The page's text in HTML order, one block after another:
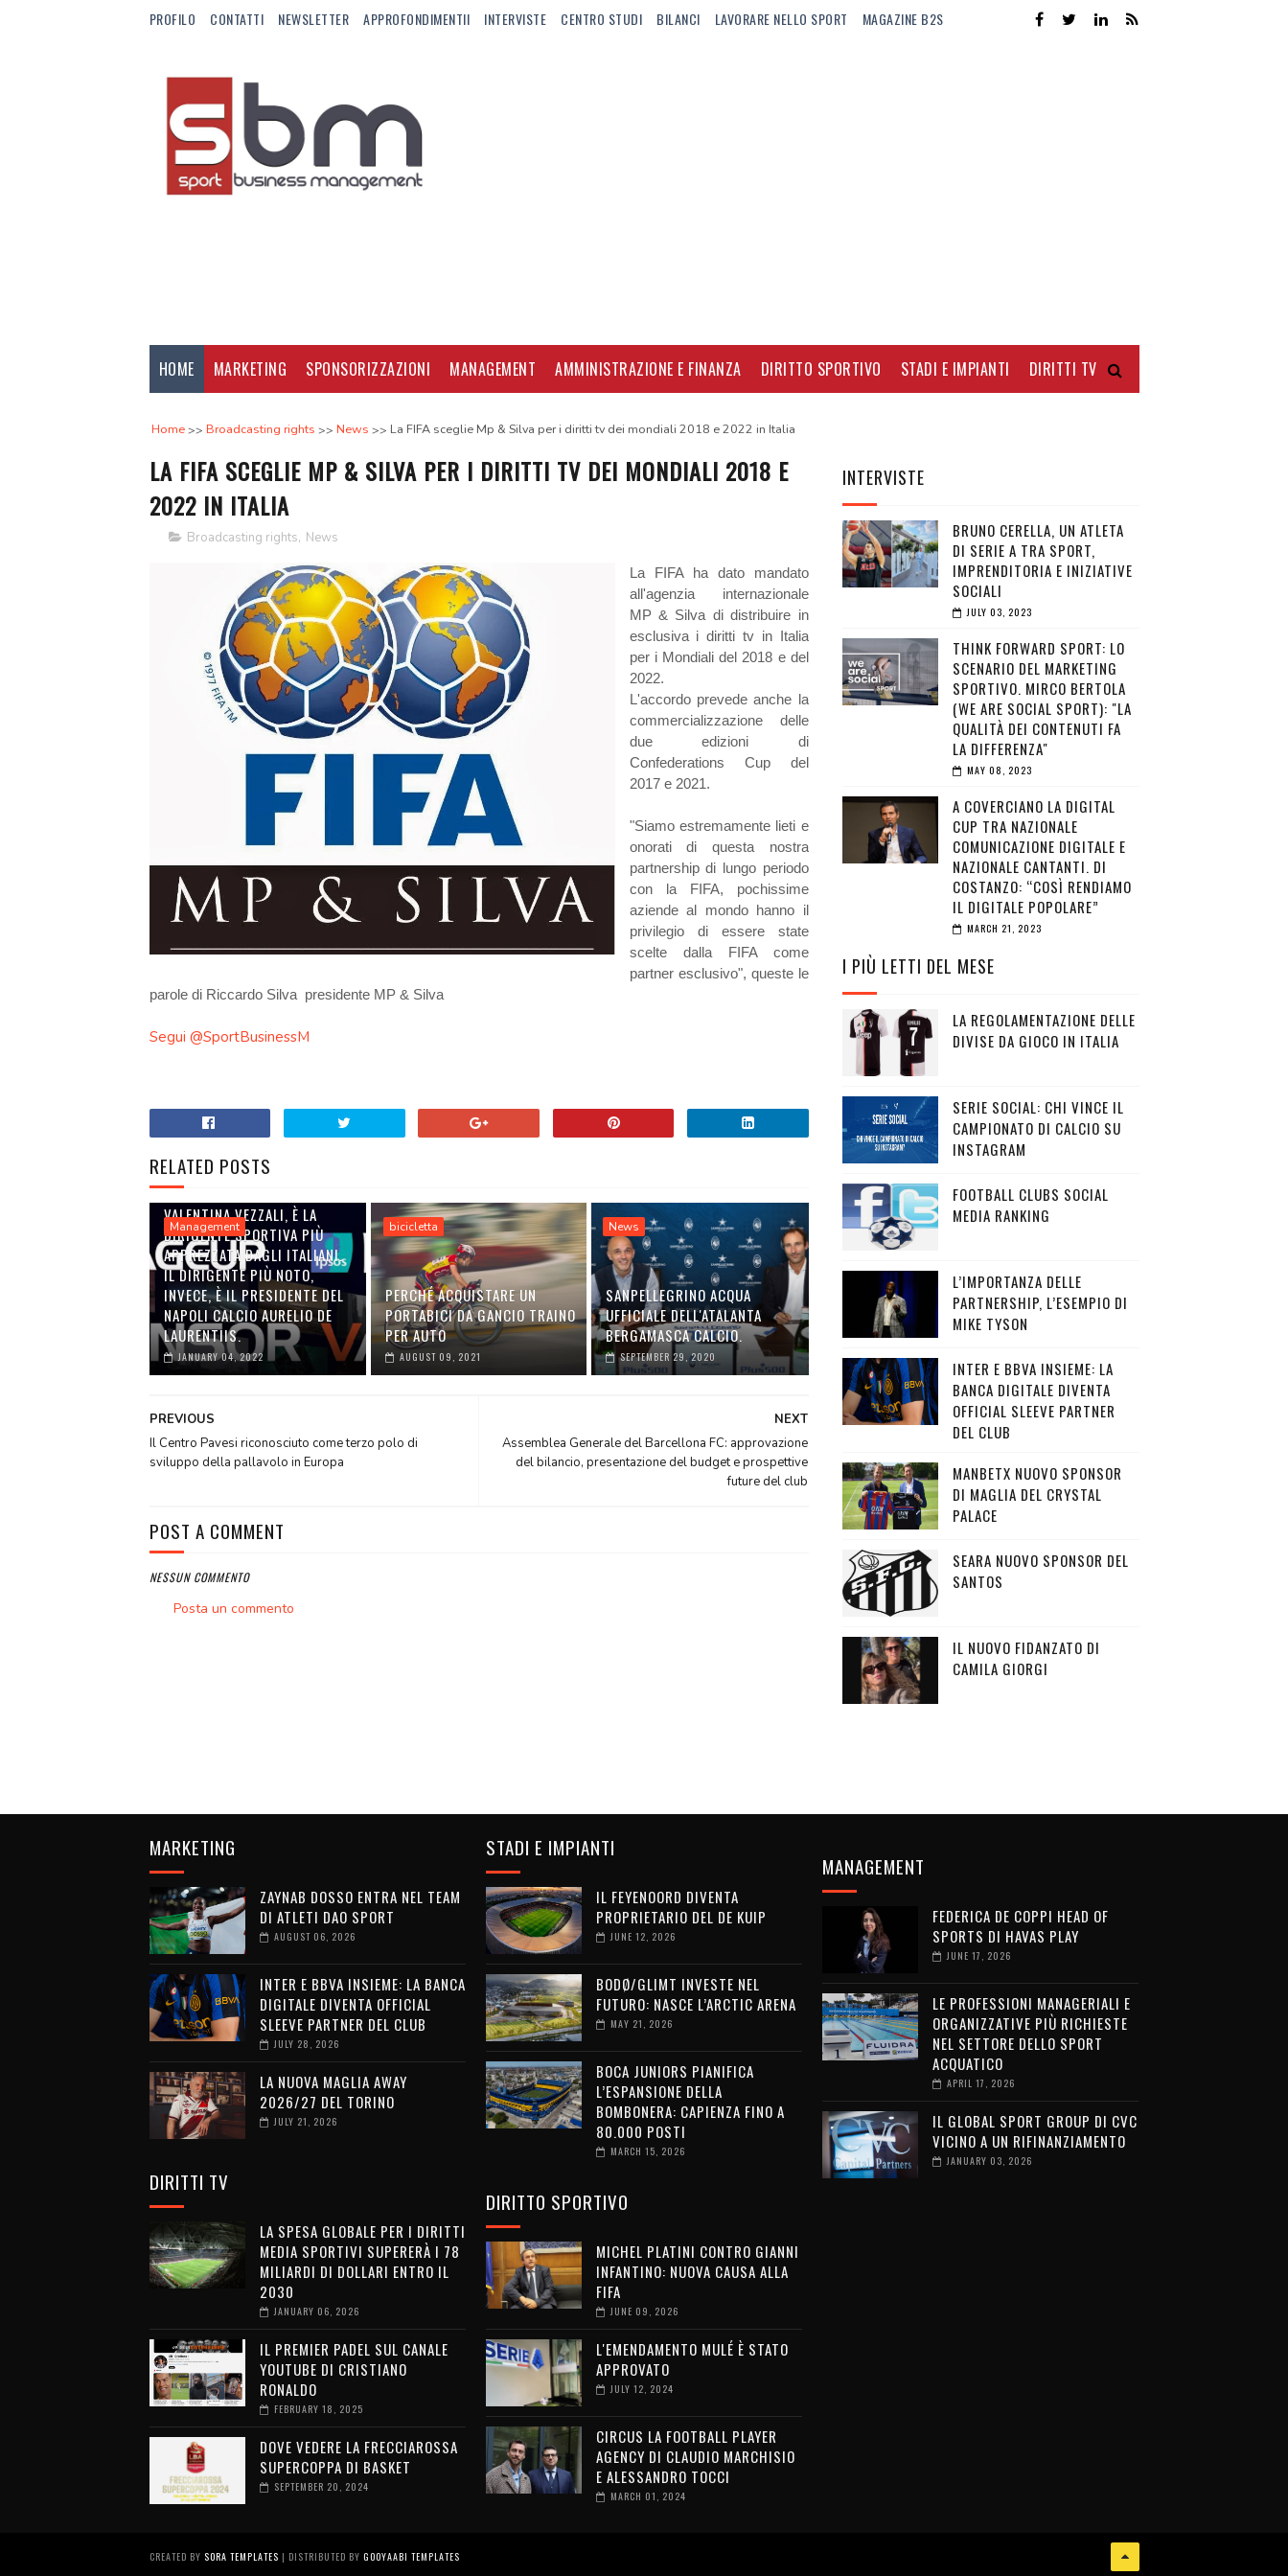
PROFILO CONTATTI NEWSLETTER APPROFONDIMENTII INTERVISTE CENTRO STUDI BILANCI LAVORARE NELLO SPORT MAGAZINE B2S
HOME MARKETING SPONSORIZZAZIONI MANAGEMENT AMMINISTRAZIONE E FINANZA DIRITTO SPORTIVO STADI E IMPIANTI DIRITTI TV
Home Broadcasting rights News La FIFA sceglie Mp & Silva per i diritti tv dei mondiali 2018 e 2022 in Italia
LA FIFA SCEGLIE MP & SILVA PER I DIRITTI TV DEI MONDIALI 2018 E
2022 IN ITALIA
Broadcasting rights, News
La FIFA ha dato mandato
all'agenzia internazionale
MP & Silva di distribuire in
esclusiva i diritti tv in Italia
per i Mondiali del 2018 e del
2022.
L'accordo prevede anche la
commercializzazione delle
due edizioni di
Confederations Cup del
2017 e 2021.
"Siamo estremamente lieti e
onorati di questa nostra
partnership di lungo periodo
con la FIFA, pochissime
aziende al mondo hanno il
privilegio di essere state
scelte dalla FIFA come
partner esclusivo", queste le
parole di Riccardo Silva presidente MP & Silva
Segui @SportBusinessM
RELATED POSTS
Management
VALENTINA VEZZALI, È LA
DIRIGENTE SPORTIVA PIÙ
APPREZZATA DAGLI ITALIANI.
IL DIRIGENTE PIÙ NOTO,
INVECE, È IL PRESIDENTE DEL
NAPOLI CALCIO AURELIO DE
LAURENTIIS.
JANUARY 04, 2022
bicicletta
PERCHÉ ACQUISTARE UN
PORTABICI DA GANCIO TRAINO
PER AUTO
AUGUST 09, 2021
News
SANPELLEGRINO ACQUA
UFFICIALE DELL'ATALANTA
BERGAMASCA CALCIO.
SEPTEMBER 29, 2020
NEXT
Assemblea Generale del Barcellona FC: approvazione
del bilancio, presentazione del budget e prospettive
future del club
PREVIOUS
Il Centro Pavesi riconosciuto come terzo polo di
sviluppo della pallavolo in Europa
POST A COMMENT
NESSUN COMMENTO
Posta un commento
INTERVISTE
BRUNO CERELLA, UN ATLETA
DI SERIE A TRA SPORT,
IMPRENDITORIA E INIZIATIVE
SOCIALI
JULY 03, 2023
THINK FORWARD SPORT: LO
SCENARIO DEL MARKETING
SPORTIVO. MIRCO BERTOLA
(WE ARE SOCIAL SPORT): "LA
QUALITÀ DEI CONTENUTI FA
LA DIFFERENZA"
MAY 08, 2023
A COVERCIANO LA DIGITAL
CUP TRA NAZIONALE
COMUNICAZIONE DIGITALE E
NAZIONALE CANTANTI. DI
COSTANZO: “COSÌ RENDIAMO
IL DIGITALE POPOLARE”
MARCH 21, 2023
I PIÙ LETTI DEL MESE
LA REGOLAMENTAZIONE DELLE
DIVISE DA GIOCO IN ITALIA
SERIE SOCIAL: CHI VINCE IL
CAMPIONATO DI CALCIO SU
INSTAGRAM
FOOTBALL CLUBS SOCIAL
MEDIA RANKING
L’IMPORTANZA DELLE
PARTNERSHIP, L’ESEMPIO DI
MIKE TYSON
INTER E BBVA INSIEME: LA
BANCA DIGITALE DIVENTA
OFFICIAL SLEEVE PARTNER
DEL CLUB
MANBETX NUOVO SPONSOR
DI MAGLIA DEL CRYSTAL
PALACE
SEARA NUOVO SPONSOR DEL
SANTOS
IL NUOVO FIDANZATO DI
CAMILA GIORGI
MARKETING
ZAYNAB DOSSO ENTRA NEL TEAM
DI ATLETI DAO SPORT
AUGUST 06, 2026
INTER E BBVA INSIEME: LA BANCA
DIGITALE DIVENTA OFFICIAL
SLEEVE PARTNER DEL CLUB
JULY 28, 2026
LA NUOVA MAGLIA AWAY
2026/27 DEL TORINO
JULY 21, 2026
DIRITTI TV
LA SPESA GLOBALE PER I DIRITTI
MEDIA SPORTIVI SUPERERÀ I 78
MILIARDI DI DOLLARI ENTRO IL
2030
JANUARY 06, 2026
IL PREMIER PADEL SUL CANALE
YOUTUBE DI CRISTIANO
RONALDO
FEBRUARY 18, 2025
DOVE VEDERE LA FRECCIAROSSA
SUPERCOPPA DI BASKET
SEPTEMBER 20, 2024
STADI E IMPIANTI
IL FEYENOORD DIVENTA
PROPRIETARIO DEL DE KUIP
JUNE 12, 2026
BODØ/GLIMT INVESTE NEL
FUTURO: NASCE L’ARCTIC ARENA
MAY 21, 2026
BOCA JUNIORS PIANIFICA
L’ESPANSIONE DELLA
BOMBONERA: CAPIENZA FINO A
80.000 POSTI
MARCH 15, 2026
DIRITTO SPORTIVO
MICHEL PLATINI CONTRO GIANNI
INFANTINO: NUOVA CAUSA ALLA
FIFA
JUNE 09, 2026
L'EMENDAMENTO MULÉ È STATO
APPROVATO
JULY 12, 2024
CIRCUS LA FOOTBALL PLAYER
AGENCY DI CLAUDIO MARCHISIO
E ALESSANDRO TOCCI
MARCH 01, 2024
MANAGEMENT
FEDERICA DE COPPI HEAD OF
SPORTS DI HAVAS PLAY
JUNE 17, 2026
LE PROFESSIONI MANAGERIALI E
ORGANIZZATIVE PIÙ RICHIESTE
NEL SETTORE DELLO SPORT
ACQUATICO
APRIL 17, 2026
IL GLOBAL SPORT GROUP DI CVC
VICINO A UN RIFINANZIAMENTO
JANUARY 03, 2026
CREATED BY SORA TEMPLATES | DISTRIBUTED BY GOOYAABI TEMPLATES